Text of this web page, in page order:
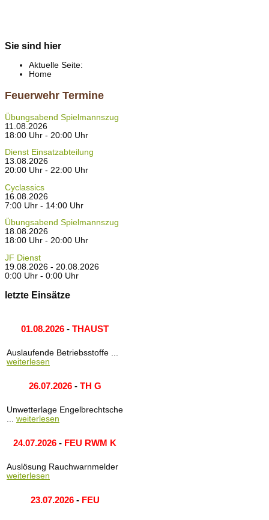
Sie sind hier
Aktuelle Seite:
Home
Feuerwehr Termine
Übungsabend Spielmannszug
11.08.2026
18:00 Uhr - 20:00 Uhr
Dienst Einsatzabteilung
13.08.2026
20:00 Uhr - 22:00 Uhr
Cyclassics
16.08.2026
7:00 Uhr - 14:00 Uhr
Übungsabend Spielmannszug
18.08.2026
18:00 Uhr - 20:00 Uhr
JF Dienst
19.08.2026 - 20.08.2026
0:00 Uhr - 0:00 Uhr
letzte Einsätze
01.08.2026 - THAUST
Auslaufende Betriebsstoffe ...
weiterlesen
26.07.2026- TH G
Unwetterlage Engelbrechtsche
... weiterlesen
24.07.2026 - FEU RWM K
Auslösung Rauchwarnmelder
weiterlesen
23.07.2026- FEU